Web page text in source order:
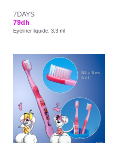
7DAYS
79dh
Eyeliner liquide. 3.3 ml